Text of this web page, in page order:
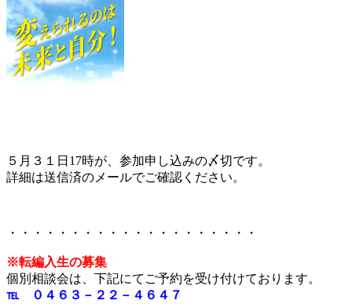
５月３１日17時が、参加申し込みの〆切です。
詳細は送信済のメールでご確認ください。
・・・・・・・・・・・・・・・・・・・・
※転編入生の募集
個別相談会は、下記にてご予約を受け付けております。
℡ ０４６３－２２－４６４７